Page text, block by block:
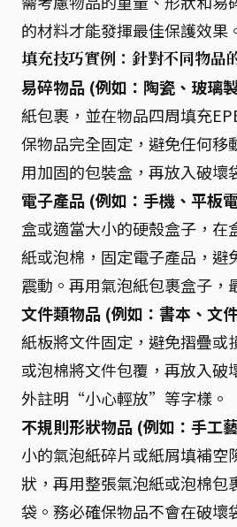
的材料才能發揮最佳保護效果
填充技巧實例：針對不同物品
易碎物品 (例如：陶瓷、玻璃
紙包裹，並在物品四周填充
保物品完全固定，避免任何移
用加固的包裝盒，再放入破壞
電子產品 (例如：手機、平板
盒或適當大小的硬殼盒子，在
紙或泡棉，固定電子產品，避
震動。再用氣泡紙包裹盒子，
文件類物品 (例如：書本、文
紙板將文件固定，避免摺疊或
或泡棉將文件包覆，再放入破
外註明“小心輕放”等字樣。
不規則形狀物品 (例如：手工
小的氣泡紙碎片或紙屑填補空
狀，再用整張氣泡紙或泡棉包
袋。務必確保物品不會在破壞